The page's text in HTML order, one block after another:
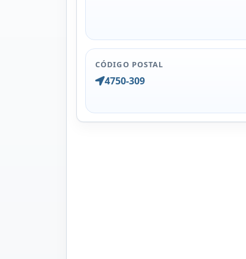
CÓDIGO POSTAL
4750-309